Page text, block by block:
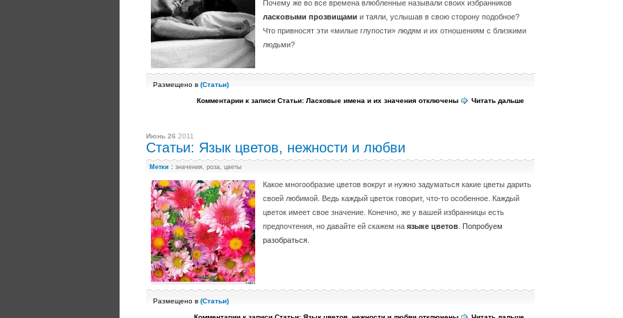
Почему же во все времена влюбленные называли своих избранников
ласковыми прозвищами и таяли, услышав в свою сторону подобное?
Что привносят эти «милые глупости» людям и их отношениям с близкими
людьми?
Размещено в (Статьи)
Комментарии к записи Статьи: Ласковые имена и их значения отключены Читать дальше
Июнь 26 2011
Статьи: Язык цветов, нежности и любви
Метки : значения, роза, цветы
Какое многообразие цветов вокруг и нужно задуматься какие цветы дарить
своей любимой. Ведь каждый цветок говорит, что-то особенное. Каждый
цветок имеет свое значение. Конечно, же у вашей избранницы есть
предпочтения, но давайте ей скажем на языке цветов Попробуем
разобраться.
Размещено в (Статьи)